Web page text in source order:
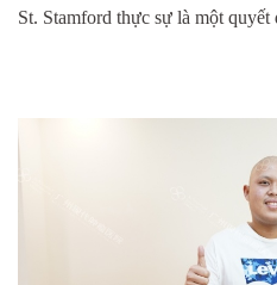
St. Stamford thực sự là một